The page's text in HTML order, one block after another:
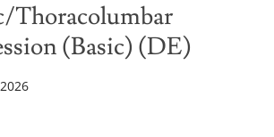
Thoracolumbar
(Basic) (DE)